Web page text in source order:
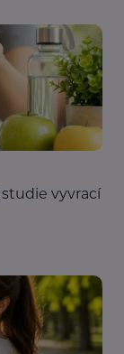
vyvrací